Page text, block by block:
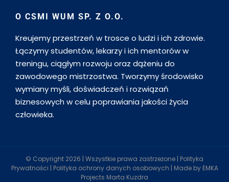
O CSMI WUM SP. Z O.O.
Kreujemy przestrzeń w trosce o ludzi i ich zdrowie.
Łączymy studentów, lekarzy i ich mentorów w
treningu, ciągłym rozwoju oraz dążeniu do
zawodowego mistrzostwa. Tworzymy środowisko
wymiany myśli, doświadczeń i rozwiązań
biznesowych w celu poprawiania jakości życia
człowieka.
© Copyright 2026 | Wszystkie prawa zastrzeżone | Polityka
Prywatności | Polityka ochrony danych osobowych | Made by EMKA
Projects Marta Kuzdra